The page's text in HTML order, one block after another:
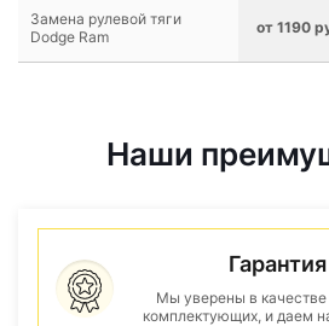
Замена рулевой тяги
Dodge Ram
от 1190
Наши
Мы уверены в качестве
комплектующих, и даем